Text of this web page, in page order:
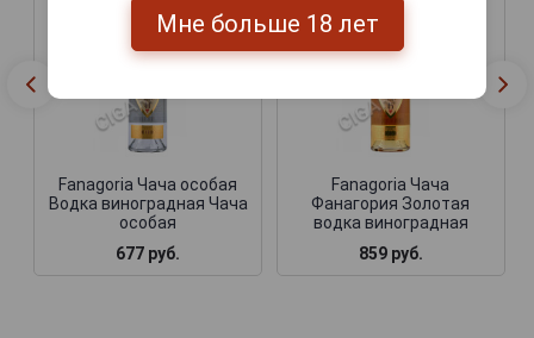
Fanagoria Чача особая
Водка виноградная Чача
особая
677 руб.
Fanagoria Чача
Фанагория Золотая
водка виноградная
859 руб.
Мне больше 18 лет